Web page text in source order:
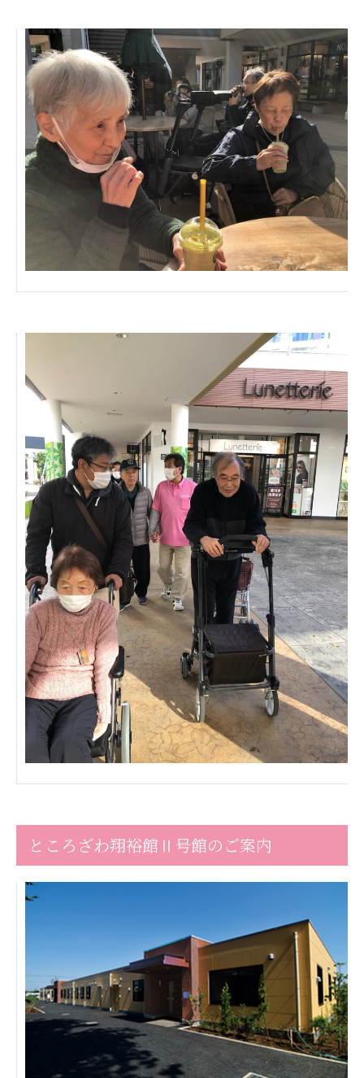
医療法人社団 美翔会
聖心美容クリニック
S-Labo（渋谷院）
医療法人社団 デンタルケアコミュニティ
フォレストデンタルクリニック
医療法人 共生会
松園病院介護医療院
複合ケアセンターまつぞの
医療法人 京都翔医会
西京都病院
西京都クリニック
洛桂の郷
桂寿の郷
訪問看護ステーション秋桜
上桂の郷
ファミリエール吉祥院
教育（共に生きる仲間達）
学校法人明星学園 関東福祉専門学校
国際医療専門学校 浦和学院高等学校
明星幼稚園 志学会高等学校
特定非営利活動法人ファイアーレッズメディカルスポ
ーツクラブ
特定非営利活動法人アート応援隊
その他
Mediclude 株式会社アジアメデカ元気事業団
株式会社フラワーコミュニティ放送
Medicare Lead Japan
特定非営利活動法人共生フォーラム
一般社団法人フードラボジャパン
特定非営利活動法人日本医療福祉機構
株式会社アメックファーマシー
ところざわ翔裕館Ⅱ号館のご案内